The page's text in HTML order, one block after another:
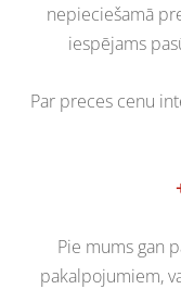
nepieciešamā
iespējams
Par preces cenu
Pie mums gan
pakalpojumiem,